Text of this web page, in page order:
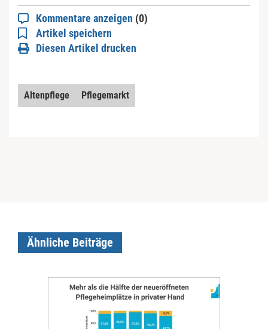
Kommentare anzeigen (0)
Artikel speichern
Diesen Artikel drucken
Altenpflege Pflegemarkt
Ähnliche Beiträge